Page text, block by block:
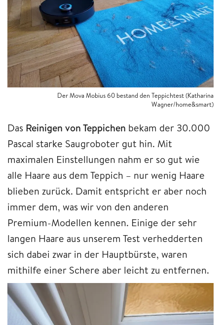
Der Mova Mobius 60 bestand den Teppichtest (Katharina
Wagner/home&smart)
Das Reinigen von Teppichen bekam der 30.000
Pascal starke Saugroboter gut hin. Mit
maximalen Einstellungen nahm er so gut wie
alle Haare aus dem Teppich – nur wenig Haare
blieben zurück. Damit entspricht er aber noch
immer dem, was wir von den anderen
Premium-Modellen kennen. Einige der sehr
langen Haare aus unserem Test verhedderten
sich dabei zwar in der Hauptbürste, waren
mithilfe einer Schere aber leicht zu entfernen.